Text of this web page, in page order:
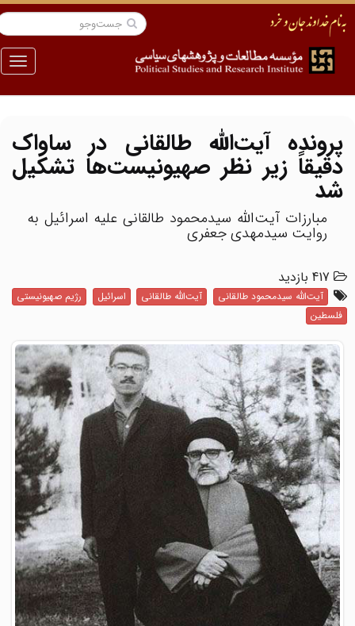
منو
پرونده آیت‌الله طالقانی در ساواک
دقیقاً زیر نظر صهیونیست‌ها تشکیل
شد
مبارزات آیت‌الله سیدمحمود طالقانی علیه اسرائیل به
روایت سیدمهدی جعفری
417 بازدید
آیت‌الله سیدمحمود طالقانی آیت‌الله طالقانی اسرائیل
رژیم صهیونیستی
فلسطین